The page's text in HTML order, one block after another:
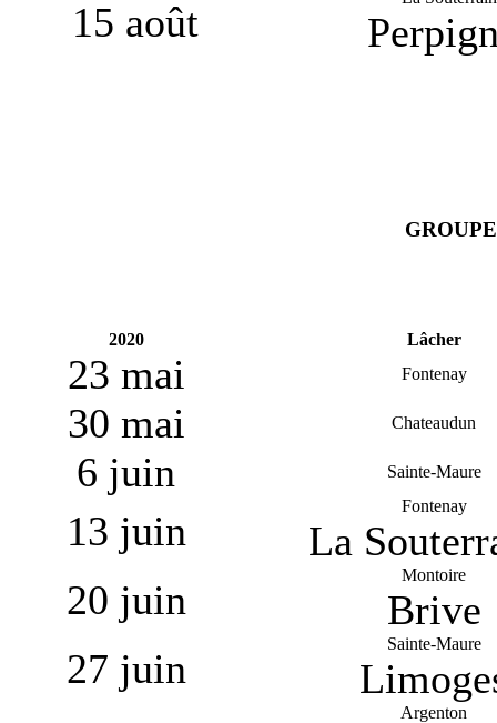
15 août
2020 Lâcher
23 mai Fontenay
30 mai Chateaudun
6 juin Sainte-Maure
13 juin
Fontenay
La
20 juin
Montoire
Brive
27 juin
Sainte-Maure
Argenton